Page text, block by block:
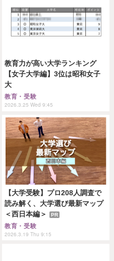
教育力が高い大学ランキング
【女子大学編】3位は昭和女子
大
教育・受験
2026.3.25 Wed 9:45
【大学受験】プロ208人調査で
読み解く、大学選び最新マップ
＜西日本編＞
PR
教育・受験
2026.3.19 Thu 9:15